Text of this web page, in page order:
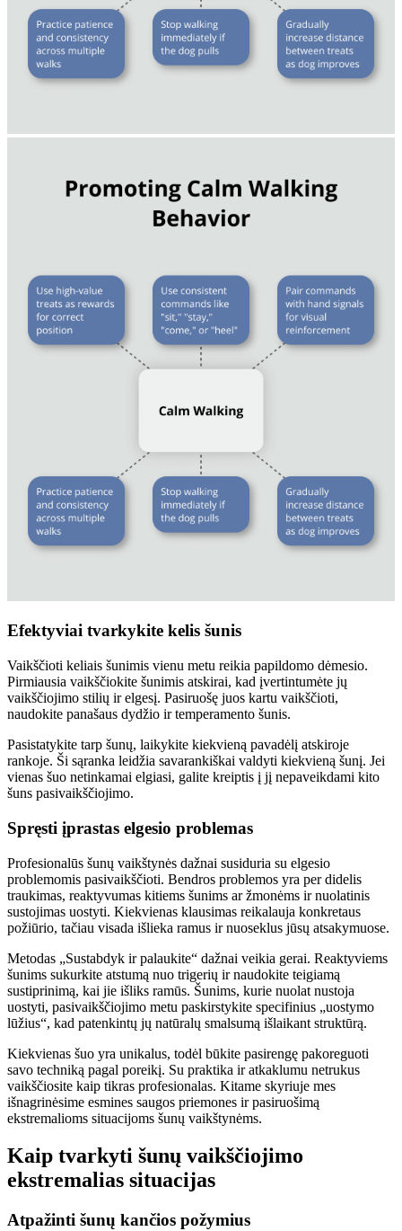
Efektyviai tvarkykite kelis šunis
Vaikščioti keliais šunimis vienu metu reikia papildomo dėmesio.
Pirmiausia vaikščiokite šunimis atskirai, kad įvertintumėte jų
vaikščiojimo stilių ir elgesį. Pasiruošę juos kartu vaikščioti,
naudokite panašaus dydžio ir temperamento šunis.
Pasistatykite tarp šunų, laikykite kiekvieną pavadėlį atskiroje
rankoje. Ši sąranka leidžia savarankiškai valdyti kiekvieną šunį. Jei
vienas šuo netinkamai elgiasi, galite kreiptis į jį nepaveikdami kito
šuns pasivaikščiojimo.
Spręsti įprastas elgesio problemas
Profesionalūs šunų vaikštynės dažnai susiduria su elgesio
problemomis pasivaikščioti. Bendros problemos yra per didelis
traukimas, reaktyvumas kitiems šunims ar žmonėms ir nuolatinis
sustojimas uostyti. Kiekvienas klausimas reikalauja konkretaus
požiūrio, tačiau visada išlieka ramus ir nuoseklus jūsų atsakymuose.
Metodas „Sustabdyk ir palaukite“ dažnai veikia gerai. Reaktyviems
šunims sukurkite atstumą nuo trigerių ir naudokite teigiamą
sustiprinimą, kai jie išliks ramūs. Šunims, kurie nuolat nustoja
uostyti, pasivaikščiojimo metu paskirstykite specifinius „uostymo
lūžius“, kad patenkintų jų natūralų smalsumą išlaikant struktūrą.
Kiekvienas šuo yra unikalus, todėl būkite pasirengę pakoreguoti
savo techniką pagal poreikį. Su praktika ir atkaklumu netrukus
vaikščiosite kaip tikras profesionalas. Kitame skyriuje mes
išnagrinėsime esmines saugos priemones ir pasiruošimą
ekstremalioms situacijoms šunų vaikštynėms.
Kaip tvarkyti šunų vaikščiojimo
ekstremalias situacijas
Atpažinti šunų kančios požymius